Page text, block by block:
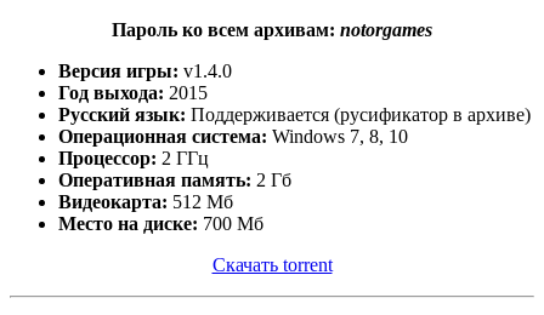
Пароль ко всем архивам: notorgames
Версия игры: v1.4.0
Год выхода: 2015
Русский язык: Поддерживается (русификатор в архиве)
Операционная система: Windows 7, 8, 10
Процессор: 2 ГГц
Оперативная память: 2 Гб
Видеокарта: 512 Мб
Место на диске: 700 Мб
Скачать torrent